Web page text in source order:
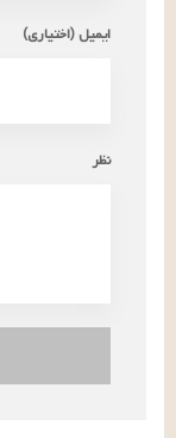
ایمیل (اختیاری)
نظر